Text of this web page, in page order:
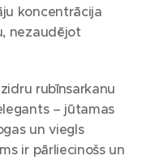
koncentrācija
nezaudējot
rubīnsarkanu
– jūtamas
un viegls
ir pārliecinošs un